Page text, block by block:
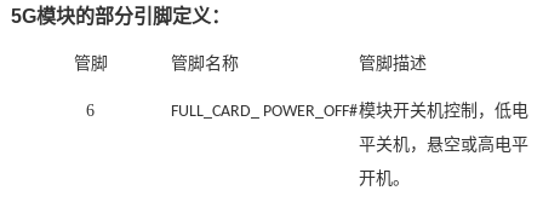
5G模块的部分引脚定义：
管脚 管脚名称 管脚描述
6 FULL_CARD_ POWER_OFF#模块开关机控制，低电
平关机，悬空或高电平
开机。